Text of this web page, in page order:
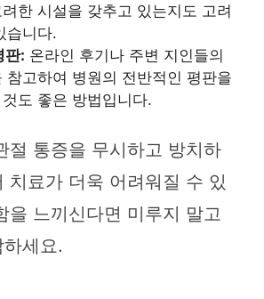
한 시설을 갖추고 있는지도 고려
습니다.
판: 온라인 후기나 주변 지인들의
참고하여 병원의 전반적인 평판을
도 좋은 방법입니다.
절 통증을 무시하고 방치하
치료가 더욱 어려워질 수 있
을 느끼신다면 미루지 말고
세요.